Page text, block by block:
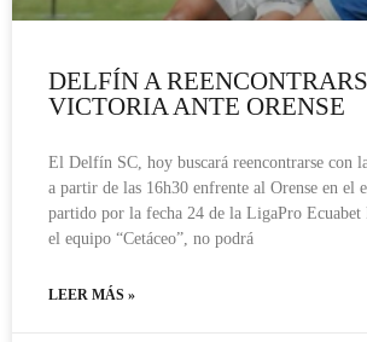
DELFÍN A
VICTORIA ANTE ORENSE
El Delfín SC, hoy buscará reencontrarse con
a partir de las 16h30 enfrente al Orense en el
partido por la fecha 24 de la LigaPro Ecuabet
el equipo “Cetáceo”, no podrá
LEER MÁS »